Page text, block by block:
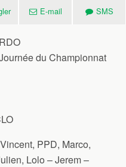
E-mail SMS
du Championnat
PPD, Marco,
Lolo – Jerem –